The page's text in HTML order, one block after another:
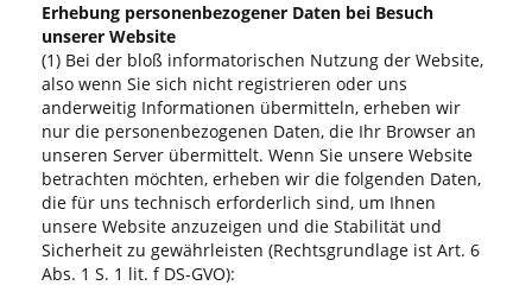
Erhebung personenbezogener Daten bei Besuch
unserer Website
(1) Bei der bloß informatorischen Nutzung der Website,
also wenn Sie sich nicht registrieren oder uns
anderweitig Informationen übermitteln, erheben wir
nur die personenbezogenen Daten, die Ihr Browser an
unseren Server übermittelt. Wenn Sie unsere Website
betrachten möchten, erheben wir die folgenden Daten,
die für uns technisch erforderlich sind, um Ihnen
unsere Website anzuzeigen und die Stabilität und
Sicherheit zu gewährleisten (Rechtsgrundlage ist Art. 6
Abs. 1 S. 1 lit. f DS-GVO):